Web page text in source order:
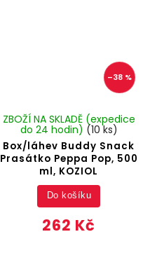
–38 %
Box/láhev Buddy Snack
Prasátko Peppa Pop, 500
ml, KOZIOL
ZBOŽÍ NA SKLADĚ (expedice
do 24 hodin) (10 ks)
262 Kč
Do košíku